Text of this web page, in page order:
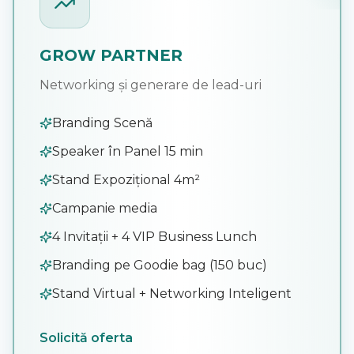
GROW PARTNER
Networking și generare de lead-uri
Branding Scenă
Speaker în Panel 15 min
Stand Expozițional 4m²
Campanie media
4 Invitații + 4 VIP Business Lunch
Branding pe Goodie bag (150 buc)
Stand Virtual + Networking Inteligent
Solicită oferta